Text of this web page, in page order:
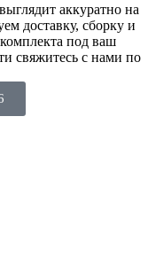
аккуратно на
доставку, сборку и
под ваш
свяжитесь с нами по